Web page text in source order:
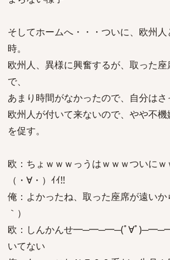
そしてホームへ・・・ついに、欧州
時。
欧州人、異様に興奮するが、取った
で、
あまり時間がなかったので、自分はさ
欧州人が付いて来ないので、やや不
を促す。
欧：ちょｗｗｗっうはｗｗｗついに
（・∀・）ｲｲ!!
俺：よかったね、取った座席が遠い
｀）
欧：しんかんせ━─━─━─(ﾟ∀ﾟ
いてない